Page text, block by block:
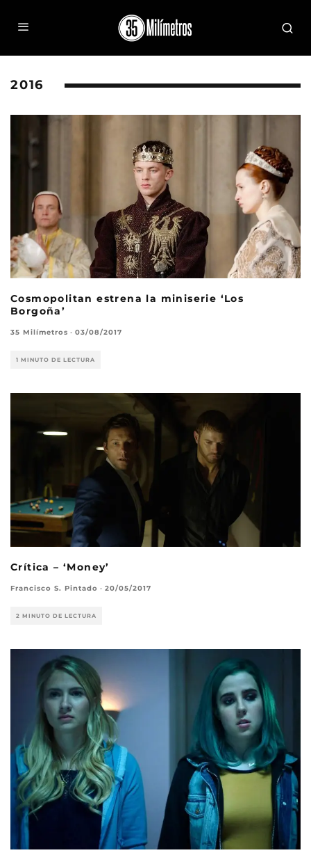
2016
Cosmopolitan estrena la miniserie ‘Los
Borgoña’
35 Milímetros · 03/08/2017
1 MINUTO DE LECTURA
Crítica – ‘Money’
Francisco S. Pintado · 20/05/2017
2 MINUTO DE LECTURA